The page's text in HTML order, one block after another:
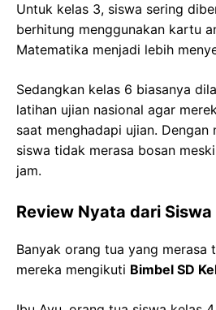
Untuk kelas 3, siswa sering
berhitung menggunakan kartu
Matematika menjadi lebih
Sedangkan kelas 6 biasanya
latihan ujian nasional agar
saat menghadapi ujian.
siswa tidak merasa bosan
jam.
Review Nyata dari
Banyak orang tua yang merasa
mereka mengikuti Bimbel SD